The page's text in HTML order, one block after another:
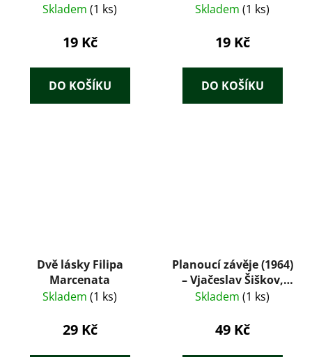
Skladem (1 ks)
19 Kč
DO KOŠÍKU
Skladem (1 ks)
19 Kč
DO KOŠÍKU
Dvě lásky Filipa
Marcenata
Skladem (1 ks)
29 Kč
Planoucí závěje (1964)
– Vjačeslav Šiškov,
ilustrace Karel
Skladem (1 ks)
49 Kč